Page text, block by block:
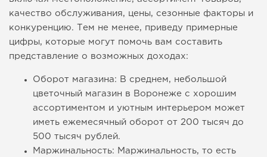
качество обслуживания, цены, сезонные факторы и
конкуренцию. Тем не менее, приведу примерные
цифры, которые могут помочь вам составить
представление о возможных доходах:
Оборот магазина: В среднем, небольшой
цветочный магазин в Воронеже с хорошим
ассортиментом и уютным интерьером может
иметь ежемесячный оборот от 200 тысяч до
500 тысяч рублей.
Маржинальность: Маржинальность, то есть